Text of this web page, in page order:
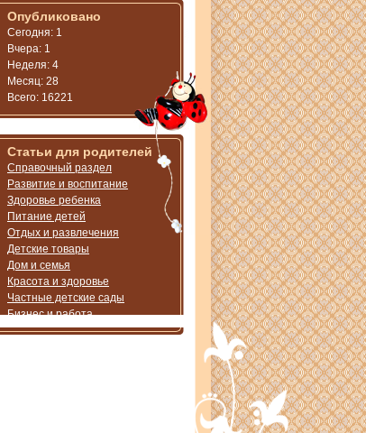
Опубликовано
Сегодня: 1
Вчера: 1
Неделя: 4
Месяц: 28
Всего: 16221
Статьи для родителей
Справочный раздел
Развитие и воспитание
Здоровье ребенка
Питание детей
Отдых и развлечения
Детские товары
Дом и семья
Красота и здоровье
Частные детские сады
Бизнес и работа